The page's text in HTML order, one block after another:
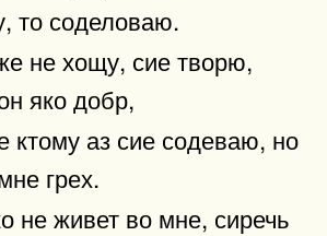
то соделоваю.
не хощу, сие творю,
яко добр,
ктому аз сие содеваю, но
грех.
не живет во мне, сиречь